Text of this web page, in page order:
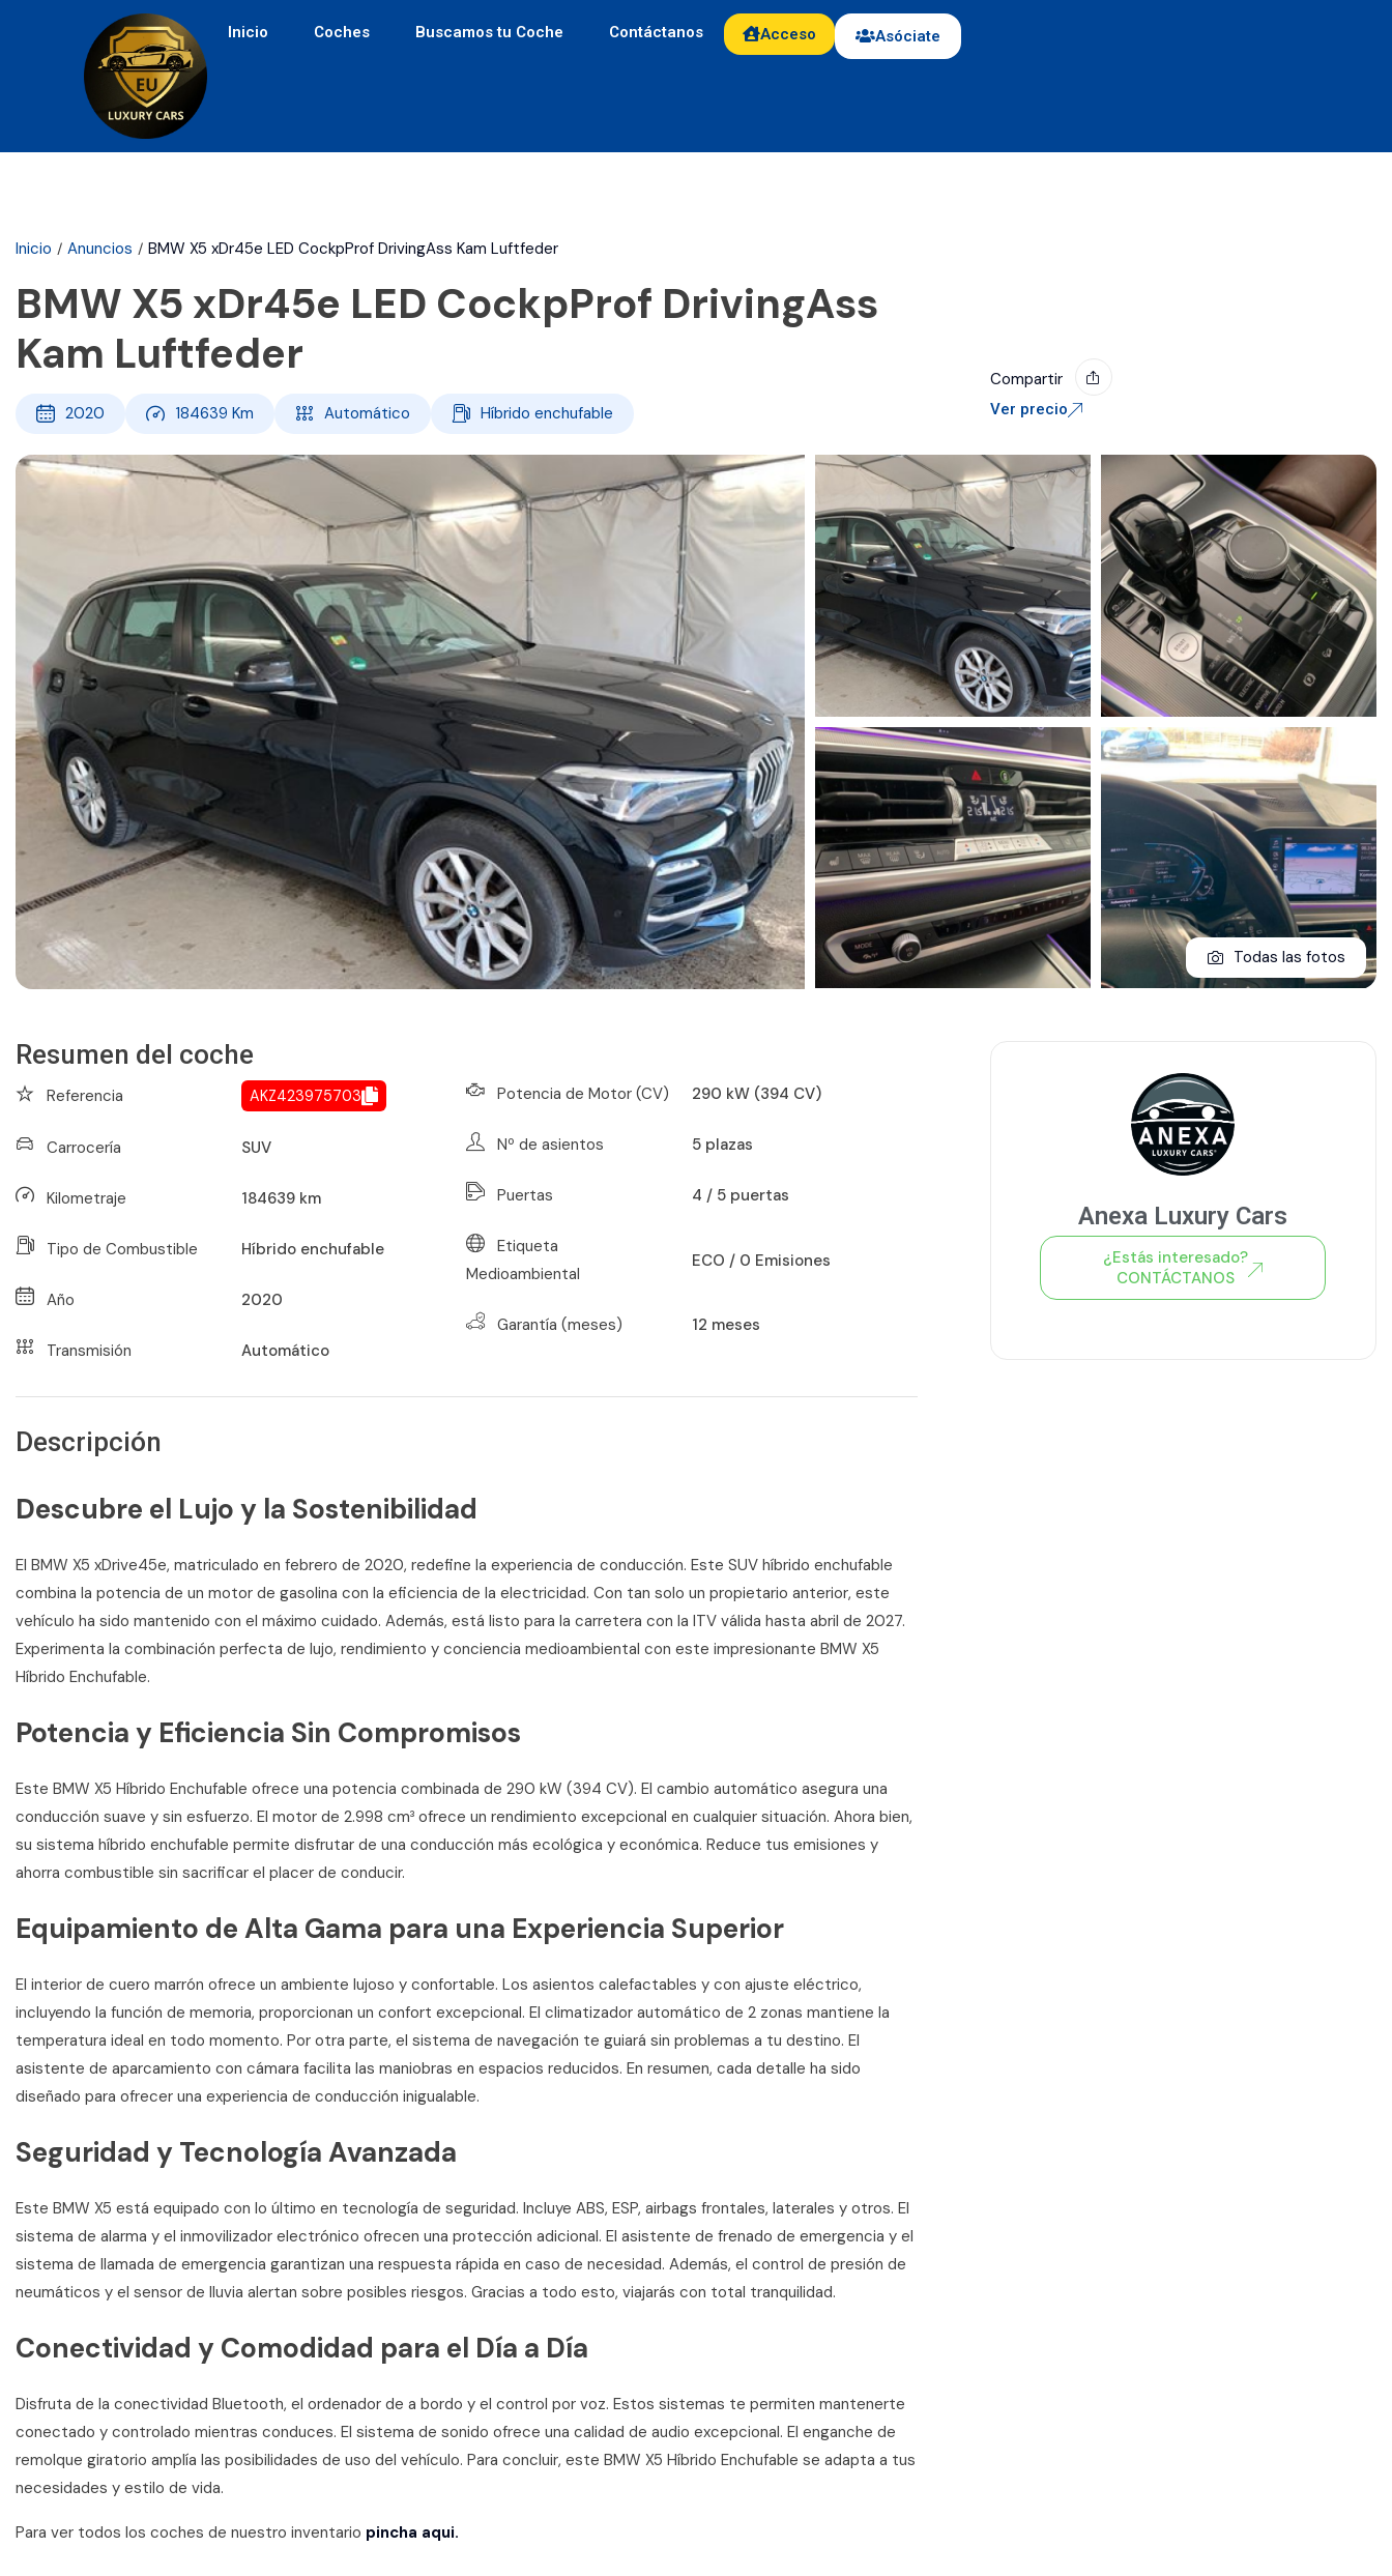
Inicio Coches Buscamos tu Coche Contáctanos Acceso Asóciate
Inicio Anuncios BMW X5 xDr45e LED CockpProf DrivingAss Kam Luftfeder
BMW X5 xDr45e LED CockpProf DrivingAss
Kam Luftfeder
2020 184639 Km Automático Híbrido enchufable
Compartir
Ver precio
Todas las fotos
Resumen del coche
Referencia AKZ423975703
Carrocería SUV
Kilometraje 184639 km
Tipo de Combustible Híbrido enchufable
Año 2020
Transmisión Automático
Potencia de Motor (CV) 290 kW (394 CV)
Nº de asientos 5 plazas
Puertas 4 / 5 puertas
Etiqueta
Medioambiental
ECO / 0 Emisiones
Garantía (meses) 12 meses
Descripción
Descubre el Lujo y la Sostenibilidad
El BMW X5 xDrive45e, matriculado en febrero de 2020, redefine la experiencia de conducción. Este SUV híbrido enchufable
combina la potencia de un motor de gasolina con la eficiencia de la electricidad. Con tan solo un propietario anterior, este
vehículo ha sido mantenido con el máximo cuidado. Además, está listo para la carretera con la ITV válida hasta abril de 2027.
Experimenta la combinación perfecta de lujo, rendimiento y conciencia medioambiental con este impresionante BMW X5
Híbrido Enchufable.
Potencia y Eficiencia Sin Compromisos
Este BMW X5 Híbrido Enchufable ofrece una potencia combinada de 290 kW (394 CV). El cambio automático asegura una
conducción suave y sin esfuerzo. El motor de 2.998 cm³ ofrece un rendimiento excepcional en cualquier situación. Ahora bien,
su sistema híbrido enchufable permite disfrutar de una conducción más ecológica y económica. Reduce tus emisiones y
ahorra combustible sin sacrificar el placer de conducir.
Equipamiento de Alta Gama para una Experiencia Superior
El interior de cuero marrón ofrece un ambiente lujoso y confortable. Los asientos calefactables y con ajuste eléctrico,
incluyendo la función de memoria, proporcionan un confort excepcional. El climatizador automático de 2 zonas mantiene la
temperatura ideal en todo momento. Por otra parte, el sistema de navegación te guiará sin problemas a tu destino. El
asistente de aparcamiento con cámara facilita las maniobras en espacios reducidos. En resumen, cada detalle ha sido
diseñado para ofrecer una experiencia de conducción inigualable.
Seguridad y Tecnología Avanzada
Este BMW X5 está equipado con lo último en tecnología de seguridad. Incluye ABS, ESP, airbags frontales, laterales y otros. El
sistema de alarma y el inmovilizador electrónico ofrecen una protección adicional. El asistente de frenado de emergencia y el
sistema de llamada de emergencia garantizan una respuesta rápida en caso de necesidad. Además, el control de presión de
neumáticos y el sensor de lluvia alertan sobre posibles riesgos. Gracias a todo esto, viajarás con total tranquilidad.
Conectividad y Comodidad para el Día a Día
Disfruta de la conectividad Bluetooth, el ordenador de a bordo y el control por voz. Estos sistemas te permiten mantenerte
conectado y controlado mientras conduces. El sistema de sonido ofrece una calidad de audio excepcional. El enganche de
remolque giratorio amplía las posibilidades de uso del vehículo. Para concluir, este BMW X5 Híbrido Enchufable se adapta a tus
necesidades y estilo de vida.
Para ver todos los coches de nuestro inventario pincha aqui.
Anexa Luxury Cars
¿Estás interesado?
CONTÁCTANOS